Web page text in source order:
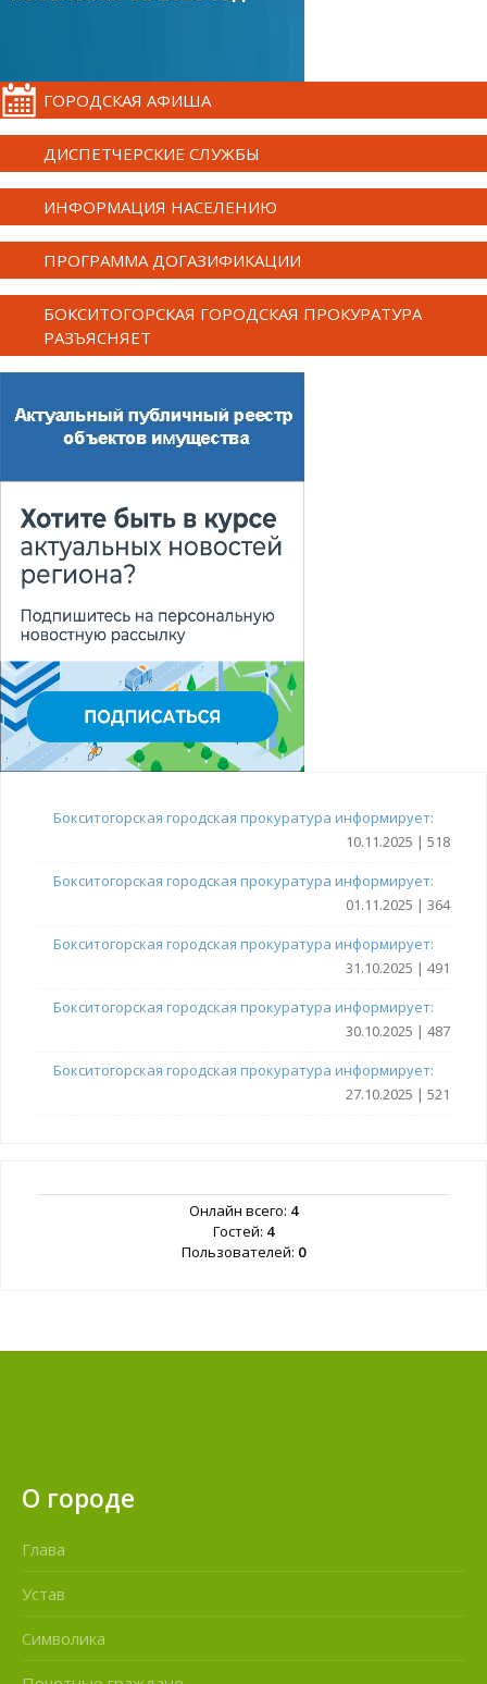
ГОРОДСКАЯ АФИША
ДИСПЕТЧЕРСКИЕ СЛУЖБЫ
ИНФОРМАЦИЯ НАСЕЛЕНИЮ
ПРОГРАММА ДОГАЗИФИКАЦИИ
БОКСИТОГОРСКАЯ ГОРОДСКАЯ ПРОКУРАТУРА
РАЗЪЯСНЯЕТ
Бокситогорская городская прокуратура информирует:
10.11.2025 | 518
Бокситогорская городская прокуратура информирует:
01.11.2025 | 364
Бокситогорская городская прокуратура информирует:
31.10.2025 | 491
Бокситогорская городская прокуратура информирует:
30.10.2025 | 487
Бокситогорская городская прокуратура информирует:
27.10.2025 | 521
Онлайн всего: 4
Гостей: 4
Пользователей: 0
О городе
Глава
Устав
Символика